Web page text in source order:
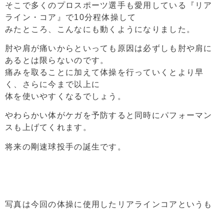
そこで多くのプロスポーツ選手も愛用している『リア
ライン・コア』で10分程体操して
みたところ、こんなにも動くようになりました。
肘や肩が痛いからといっても原因は必ずしも肘や肩に
あるとは限らないのです。
痛みを取ることに加えて体操を行っていくとより早
く、さらに今まで以上に
体を使いやすくなるでしょう。
やわらかい体がケガを予防すると同時にパフォーマン
スも上げてくれます。
将来の剛速球投手の誕生です。
写真は今回の体操に使用したリアラインコアというも